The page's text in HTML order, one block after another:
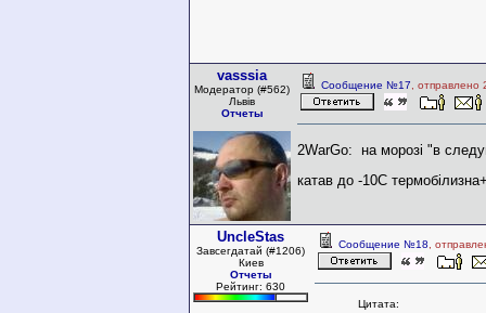
vasssia
Модератор (#562)
Львів
Отчеты
Сообщение №17 ,
2WarGo: на морозі "в
катав до -10С
UncleStas
Завсегдатай (#1206)
Киев
Отчеты
Рейтинг: 630
Сообщение №18 ,
Цитата: